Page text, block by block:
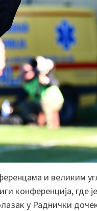
и великим
конференција, где
у Раднички